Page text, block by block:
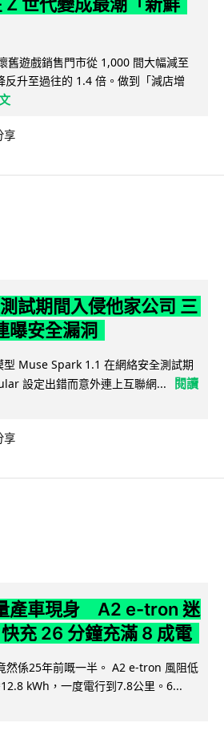
舊遊戲銷售門市從 1,000 間大幅減至
反升至過往的 1.4 倍。做到「減店增
享
試期間入侵他家公司 三
曝安全漏洞
Muse Spark 1.1 在網絡安全測試期
設定出錯而意外連上互聯網...
閱讀
享
產車現身 A2 e-tron 迷
充 26 分鐘充滿 8 成電
然係25年前嘅一半。 A2 e-tron 風阻低
kWh，一度電行到7.8公里。6...